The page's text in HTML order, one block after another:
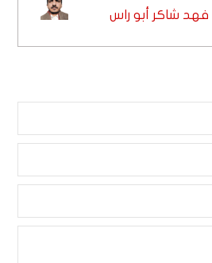
فهد شاكر أبو راس